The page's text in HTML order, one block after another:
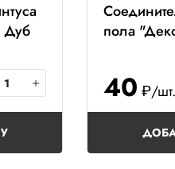
Дуб
пола
40 ₽/шт.